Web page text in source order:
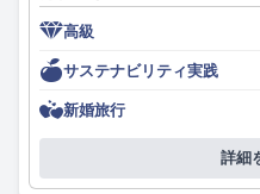
を高めています。
ホテル カサ ポリは、歴史的な
おり、ブティックな雰囲気の
アピールするユニークな融合
インと清潔さにおいて高い水
ライズされた体験を提供して
朝食は、新鮮なフルーツ、パ
のオプションなど、その種類
ガントなダイニングルームや
がよくあります。屋上テラス
の選択肢がもっと多いことを望
RetroBottega は、食事をする
客室はモダンで広々としてお
高級
サステナビリティ実践
新婚旅行
詳細